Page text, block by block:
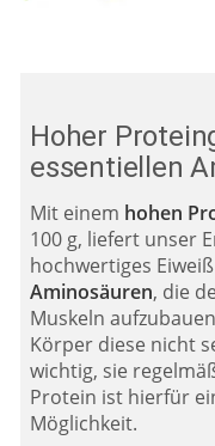
Hoher
essentiellen
Mit einem hohen
100 g, liefert unser
hochwertiges
Aminosäuren, die
Muskeln
Körper diese nicht
wichtig, sie
Protein ist hierfür
Möglichkeit.